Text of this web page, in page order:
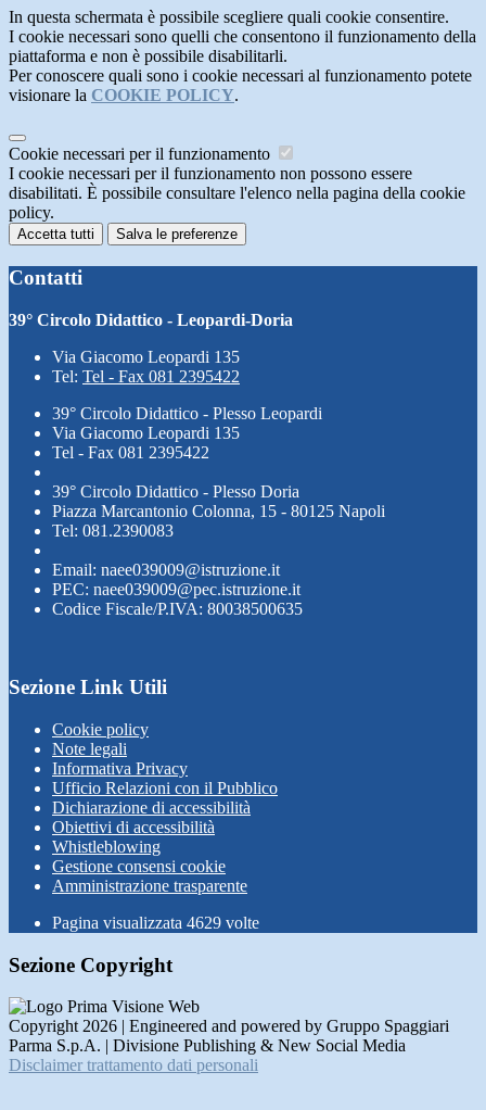
In questa schermata è possibile scegliere quali cookie consentire.
I cookie necessari sono quelli che consentono il funzionamento della
piattaforma e non è possibile disabilitarli.
Per conoscere quali sono i cookie necessari al funzionamento potete
visionare la COOKIE POLICY.
Cookie necessari per il funzionamento
I cookie necessari per il funzionamento non possono essere
disabilitati. È possibile consultare l'elenco nella pagina della cookie
policy.
Accetta tutti Salva le preferenze
Contatti
39° Circolo Didattico - Leopardi-Doria
Via Giacomo Leopardi 135
Tel: Tel - Fax 081 2395422
39° Circolo Didattico - Plesso Leopardi
Via Giacomo Leopardi 135
Tel - Fax 081 2395422
39° Circolo Didattico - Plesso Doria
Piazza Marcantonio Colonna, 15 - 80125 Napoli
Tel: 081.2390083
Email: naee039009@istruzione.it
PEC: naee039009@pec.istruzione.it
Codice Fiscale/P.IVA: 80038500635
Sezione Link Utili
Cookie policy
Note legali
Informativa Privacy
Ufficio Relazioni con il Pubblico
Dichiarazione di accessibilità
Obiettivi di accessibilità
Whistleblowing
Gestione consensi cookie
Amministrazione trasparente
Pagina visualizzata 4629 volte
Sezione Copyright
Copyright 2026 | Engineered and powered by Gruppo Spaggiari
Parma S.p.A. | Divisione Publishing & New Social Media
Disclaimer trattamento dati personali